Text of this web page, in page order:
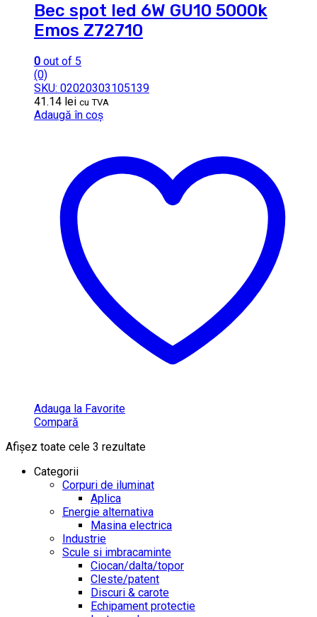
Bec spot led 6W GU10 5000k
Emos Z72710
0 out of 5
(0)
SKU: 02020303105139
41.14 lei cu TVA
Adaugă în coș
Adauga la Favorite
Compară
Afișez toate cele 3 rezultate
Categorii
Corpuri de iluminat
Aplica
Energie alternativa
Masina electrica
Industrie
Scule si imbracaminte
Ciocan/dalta/topor
Cleste/patent
Discuri & carote
Echipament protectie